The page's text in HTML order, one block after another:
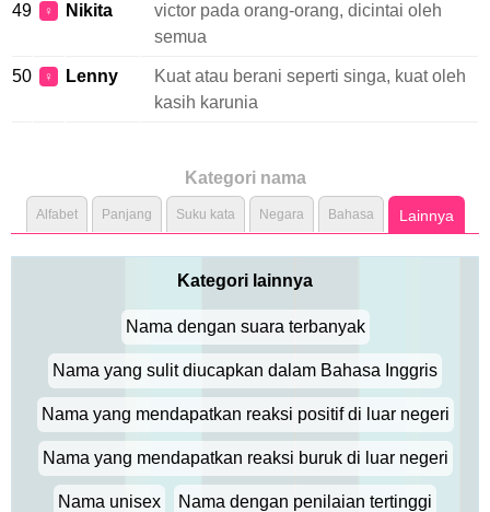
49 ♀ Nikita
victor pada orang-orang, dicintai oleh
semua
50 ♀ Lenny
Kuat atau berani seperti singa, kuat oleh
kasih karunia
Kategori nama
Alfabet Panjang Suku kata Negara Bahasa Lainnya
Kategori lainnya
Nama dengan suara terbanyak
Nama yang sulit diucapkan dalam Bahasa Inggris
Nama yang mendapatkan reaksi positif di luar negeri
Nama yang mendapatkan reaksi buruk di luar negeri
Nama unisex Nama dengan penilaian tertinggi